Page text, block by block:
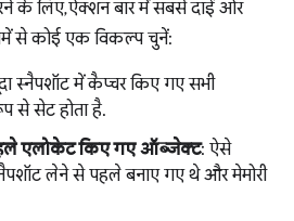
के लिए, ऐक्शन बार में सबसे दाईं ओर
से कोई एक विकल्प चुनें:
स्नैपशॉट में कैप्चर किए गए सभी
से सेट होता है.
एलोकेट किए गए ऑब्जेक्ट: ऐसे
लेने से पहले बनाए गए थे और मेमोरी